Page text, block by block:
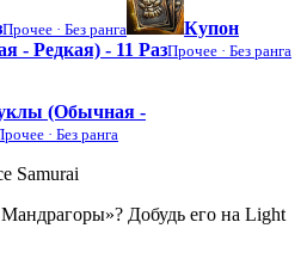
Прочее · Без ранга
Купон
- Редкая) - 11 РазПрочее · Без ранга
(Обычная -
· Без ранга
Samurai
Добудь его на Light